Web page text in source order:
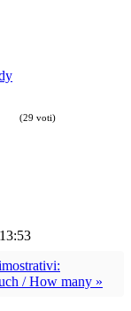
(29 voti)
/ How many »